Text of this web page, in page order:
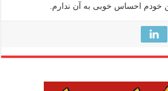
خودم احساس خوبی به آن ندارم.